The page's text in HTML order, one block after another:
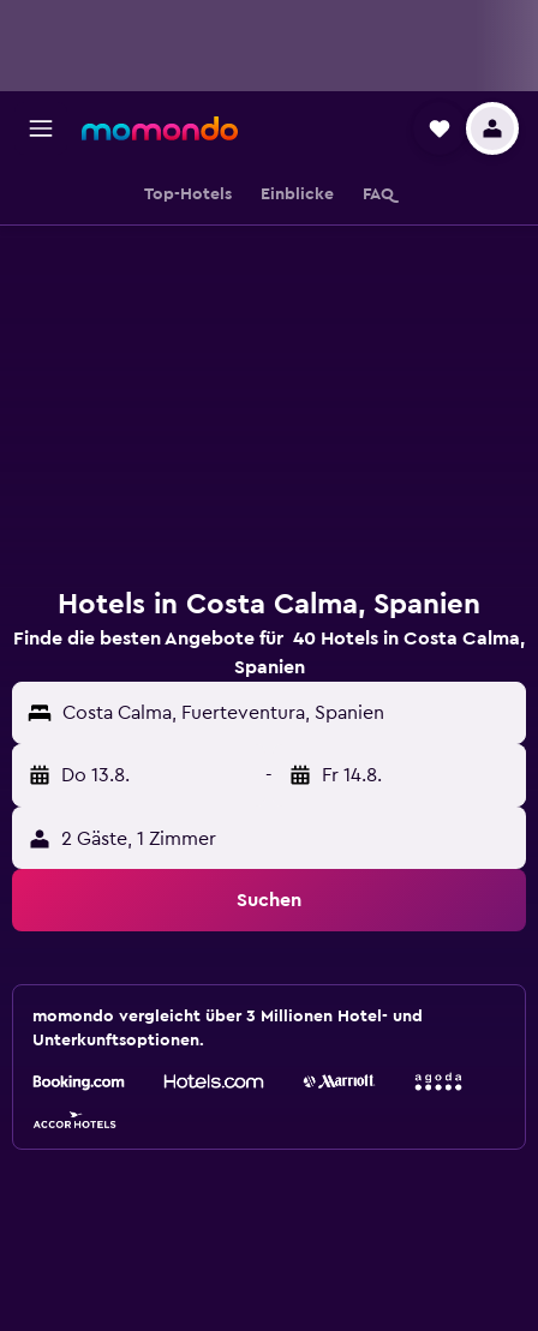
Top-Hotels Einblicke FAQ
Hotels in Costa Calma, Spanien
Finde die besten Angebote für 40 Hotels in Costa Calma,
Spanien
Costa Calma, Fuerteventura, Spanien
Do 13.8. - Fr 14.8.
2 Gäste, 1 Zimmer
Suchen
momondo vergleicht über 3 Millionen Hotel- und
Unterkunftsoptionen.